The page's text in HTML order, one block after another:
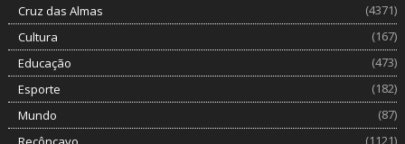
Cruz das Almas
(4371)
Cultura
(167)
Educação
(473)
Esporte
(182)
Mundo
(87)
(1121)